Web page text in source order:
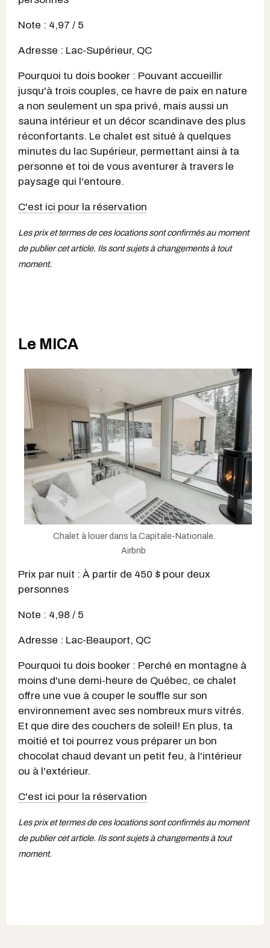
Note : 4,97 / 5
Adresse : Lac-Supérieur, QC
Pourquoi tu dois booker : Pouvant accueillir
jusqu'à trois couples, ce havre de paix en nature
a non seulement un spa privé, mais aussi un
sauna intérieur et un décor scandinave des plus
réconfortants. Le chalet est situé à quelques
minutes du lac Supérieur, permettant ainsi à ta
personne et toi de vous aventurer à travers le
paysage qui l'entoure.
C'est ici pour la réservation
Les prix et termes de ces locations sont confirmés au moment
de publier cet article. Ils sont sujets à changements à tout
moment.
Le MICA
Chalet à louer dans la Capitale-Nationale.
Airbnb
Prix par nuit : À partir de 450 $ pour deux
personnes
Note : 4,98 / 5
Adresse : Lac-Beauport, QC
Pourquoi tu dois booker : Perché en montagne à
moins d'une demi-heure de Québec, ce chalet
offre une vue à couper le souffle sur son
environnement avec ses nombreux murs vitrés.
Et que dire des couchers de soleil! En plus, ta
moitié et toi pourrez vous préparer un bon
chocolat chaud devant un petit feu, à l'intérieur
ou à l'extérieur.
C'est ici pour la réservation
Les prix et termes de ces locations sont confirmés au moment
de publier cet article. Ils sont sujets à changements à tout
moment.